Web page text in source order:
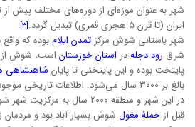
شهر به عنوان موزه‌ای از دوره‌های مختلف پیش
ایران (تا قرن ۵ هجری قمری) تبدیل گردد.
[۳]
شهر باستانی شوش مرکز تمدن ایلامبوده که
شرق رود دجلهدر استان خوزستان
پایتخت بوده و این پایتختی تا پایان شاهنشاهی
بالغ بر ۳۰۰۰ سال می‌شود. اطلاعات
در این شهر و منطقه ۲۰۰۰ سال به
قبل از حملهُ مغول شوش بسیار آباد بود و مردمان